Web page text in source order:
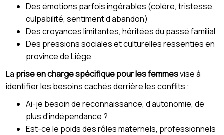
Des émotions parfois ingérables (colère, tristesse,
culpabilité, sentiment d’abandon)
Des croyances limitantes, héritées du passé familial
Des pressions sociales et culturelles ressenties en
province de Liège
La prise en charge spécifique pour les femmesvise à
identifier les besoins cachés derrière les conflits :
Ai-je besoin de reconnaissance, d’autonomie, de
plus d’indépendance ?
Est-ce le poids des rôles maternels, professionnels